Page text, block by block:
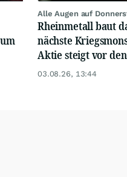
Alle Augen auf
Rheinmetall baut
nächste
Aktie steigt vor
03.08.26, 13:44